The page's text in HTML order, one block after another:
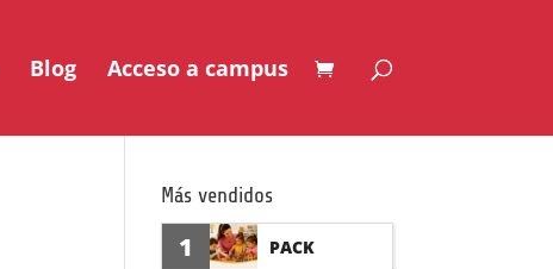
Blog Acceso a campus
Más vendidos
1 PACK